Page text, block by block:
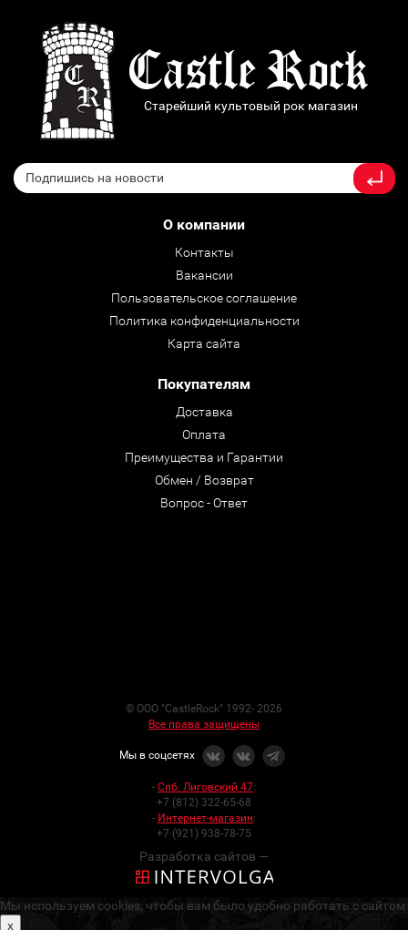
Старейший культовый рок магазин
О компании
Контакты
Вакансии
Пользовательское соглашение
Политика конфиденциальности
Карта сайта
Покупателям
Доставка
Оплата
Преимущества и Гарантии
Обмен / Возврат
Вопрос - Ответ
© ООО "CastleRock" 1992- 2026
Все права защищены
Мы в соцсетях
- Спб. Лиговский 47:
+7 (812) 322-65-68
- Интернет-магазин:
+7 (921) 938-78-75
Разработка сайтов —
Мы используем cookies, чтобы вам было удобно работать с сайтом
x